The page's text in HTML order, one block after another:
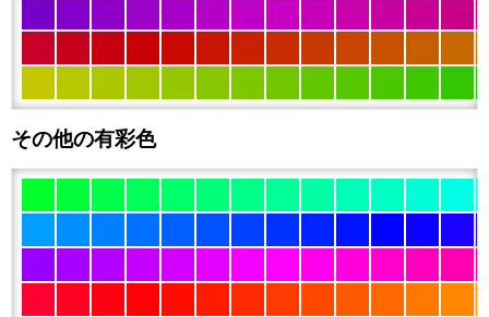
その他の有彩色